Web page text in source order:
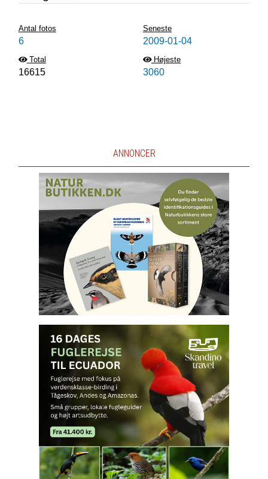
Antal fotos
6
Seneste
2009-01-04
Total
16615
Højeste
3060
ANNONCER